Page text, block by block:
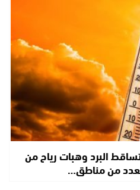
البرد وهبات رياح من
بعدد من مناطق…